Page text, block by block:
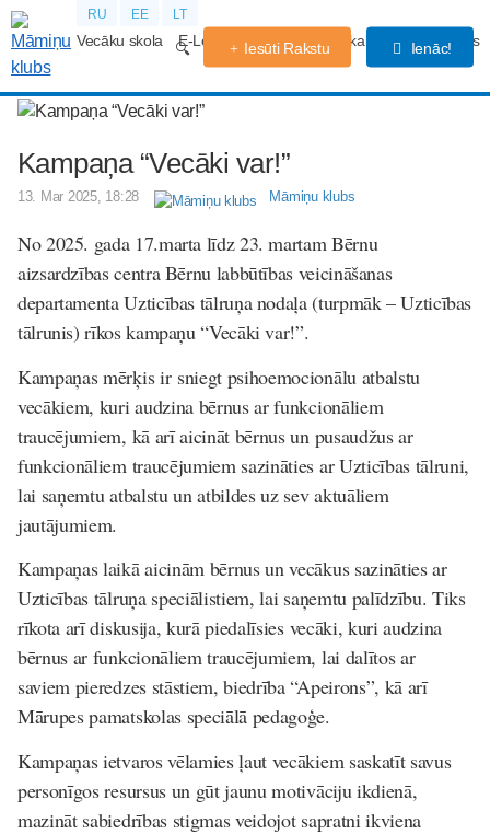
RU EE LT
Vecāku skola E-Lekcijas Grūtniecības kalendārs Forums
Iesūti Rakstu Ienāc!
Kampaņa “Vecāki var!”
13. Mar 2025, 18:28 Māmiņu klubs
No 2025. gada 17.marta līdz 23. martam Bērnu
aizsardzības centra Bērnu labbūtības veicināšanas
departamenta Uzticības tālruņa nodaļa (turpmāk – Uzticības
tālrunis) rīkos kampaņu “Vecāki var!”.
Kampaņas mērķis ir sniegt psihoemocionālu atbalstu
vecākiem, kuri audzina bērnus ar funkcionāliem
traucējumiem, kā arī aicināt bērnus un pusaudžus ar
funkcionāliem traucējumiem sazināties ar Uzticības tālruni,
lai saņemtu atbalstu un atbildes uz sev aktuāliem
jautājumiem.
Kampaņas laikā aicinām bērnus un vecākus sazināties ar
Uzticības tālruņa speciālistiem, lai saņemtu palīdzību. Tiks
rīkota arī diskusija, kurā piedalīsies vecāki, kuri audzina
bērnus ar funkcionāliem traucējumiem, lai dalītos ar
saviem pieredzes stāstiem, biedrība “Apeirons”, kā arī
Mārupes pamatskolas speciālā pedagoģe.
Kampaņas ietvaros vēlamies ļaut vecākiem saskatīt savus
personīgos resursus un gūt jaunu motivāciju ikdienā,
mazināt sabiedrības stigmas veidojot sapratni ikviena